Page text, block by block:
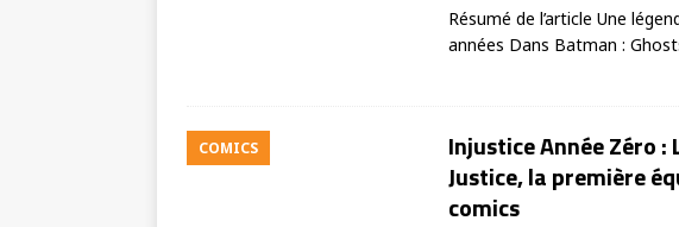
Résumé de l’article Une
années Dans Batman :
COMICS
Injustice Année Zéro :
Justice, la première
comics